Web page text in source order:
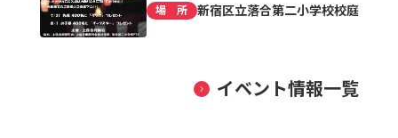
場 所 新宿区立落合第二小学校校庭
イベント情報一覧